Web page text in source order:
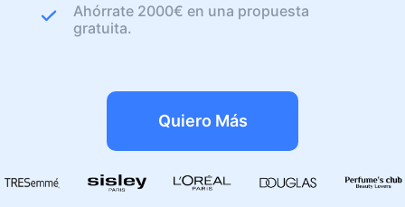
Ahórrate 2000€ en una propuesta
gratuita.
Quiero Más